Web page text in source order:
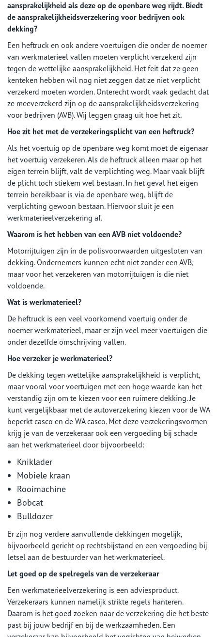
aansprakelijkheid als deze op de openbare weg rijdt. Biedt
de aansprakelijkheidsverzekering voor bedrijven ook
dekking?
Een heftruck en ook andere voertuigen die onder de noemer
van werkmaterieel vallen moeten verplicht verzekerd zijn
tegen de wettelijke aansprakelijkheid. Het feit dat ze geen
kenteken hebben wil nog niet zeggen dat ze niet verplicht
verzekerd moeten worden. Onterecht wordt vaak gedacht dat
ze meeverzekerd zijn op de aansprakelijkheidsverzekering
voor bedrijven (AVB). Wij leggen graag uit hoe het zit.
Hoe zit het met de verzekeringsplicht van een heftruck?
Als het voertuig op de openbare weg komt moet de eigenaar
het voertuig verzekeren. Als de heftruck alleen maar op het
eigen terrein blijft, valt de verplichting weg. Maar vaak blijft
de plicht toch stiekem wel bestaan. In het geval het eigen
terrein bereikbaar is via de openbare weg, blijft de
verplichting gewoon bestaan. Hiervoor sluit je een
werkmaterieelverzekering af.
Waarom is het hebben van een AVB niet voldoende?
Motorrijtuigen zijn in de polisvoorwaarden uitgesloten van
dekking. Ondernemers kunnen echt niet zonder een AVB,
maar voor het verzekeren van motorrijtuigen is die niet
voldoende.
Wat is werkmaterieel?
De heftruck is een veel voorkomend voertuig onder de
noemer werkmaterieel, maar er zijn veel meer voertuigen die
onder dezelfde omschrijving vallen.
Hoe verzeker je werkmaterieel?
De dekking tegen wettelijke aansprakelijkheid is verplicht,
maar vooral voor voertuigen met een hoge waarde kan het
verstandig zijn om te kiezen voor een ruimere dekking. Je
kunt vergelijkbaar met de autoverzekering kiezen voor de WA
beperkt casco en de WA casco. Met deze verzekeringsvormen
krijg je van de verzekeraar ook een vergoeding bij schade
aan het werkmaterieel door bijvoorbeeld:
Kniklader
Mobiele kraan
Rooimachine
Bobcat
Bulldozer
Er zijn nog verdere aanvullende dekkingen mogelijk,
bijvoorbeeld gericht op rechtsbijstand en een vergoeding bij
letsel aan de bestuurder van het werkmaterieel.
Let goed op de spelregels van de verzekeraar
Een werkmaterieelverzekering is een adviesproduct.
Verzekeraars kunnen namelijk strikte regels hanteren.
Daarom is het goed zoeken naar de verzekering die het beste
past bij jouw bedrijf en bij de werkzaamheden. Een